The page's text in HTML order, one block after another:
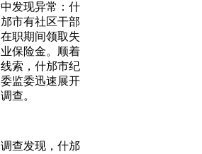
中发现异常：什
邡市有社区干部
在职期间领取失
业保险金。顺着
线索，什邡市纪
委监委迅速展开
调查。
调查发现，什邡